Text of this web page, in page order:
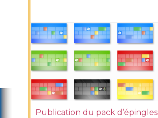
Publication du pack d’épingles